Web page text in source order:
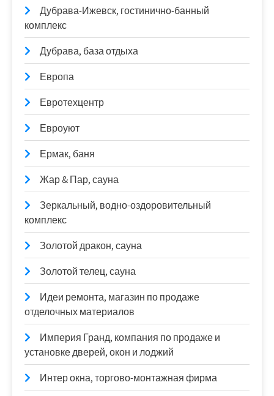
Дубрава-Ижевск, гостинично-банный
комплекс
Дубрава, база отдыха
Европа
Евротехцентр
Евроуют
Ермак, баня
Жар & Пар, сауна
Зеркальный, водно-оздоровительный
комплекс
Золотой дракон, сауна
Золотой телец, сауна
Идеи ремонта, магазин по продаже
отделочных материалов
Империя Гранд, компания по продаже и
установке дверей, окон и лоджий
Интер окна, торгово-монтажная фирма